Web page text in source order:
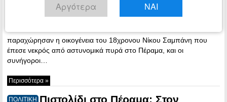
παραχώρησαν η οικογένεια του 18χρονου Νίκου Σαμπάνη που
έπεσε νεκρός από αστυνομικά πυρά στο Πέραμα, και οι
συνήγοροι…
Περισσότερα »
ΠΟΛΙΤΙΚΗ Πιστολίδι στο Πέραμα: Στον
Αργότερα ΝΑΙ